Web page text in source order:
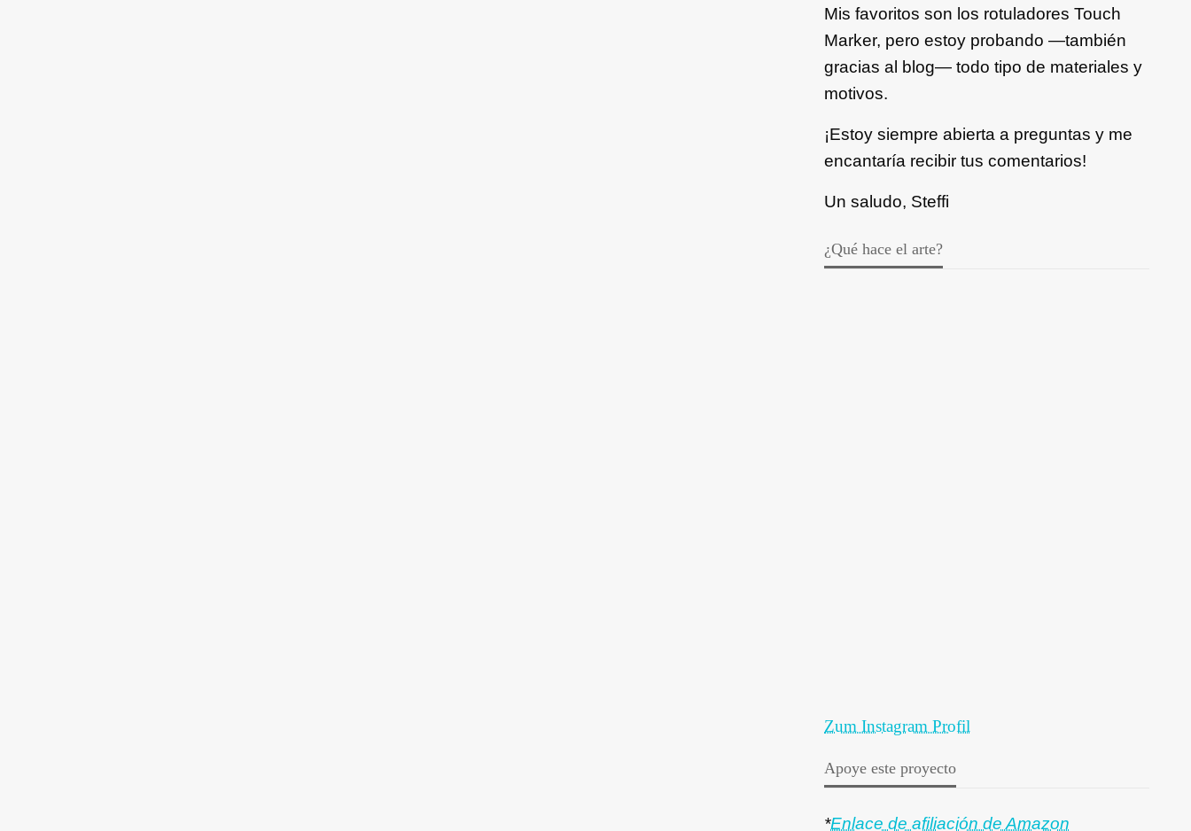
Mis favoritos son los rotuladores Touch
Marker, pero estoy probando —también
gracias al blog— todo tipo de materiales y
motivos.
¡Estoy siempre abierta a preguntas y me
encantaría recibir tus comentarios!
Un saludo, Steffi
¿Qué hace el arte?
Zum Instagram Profil
Apoye este proyecto
*Enlace de afiliación de Amazon